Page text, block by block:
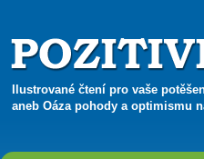
Ilustrované čtení pro vaše
aneb Oáza pohody a optimismu